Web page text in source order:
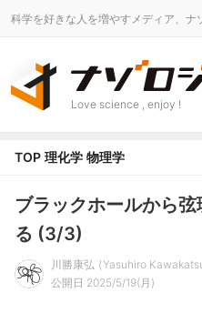
科学を好きな人を増やすメディア、ナ
Love science , enjoy !
TOP 理化学 物理学
ブラックホールから
る (3/3)
川勝康弘
Yasuhiro
公開日 2025/5/19(月)